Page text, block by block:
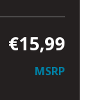
€15,99
MSRP